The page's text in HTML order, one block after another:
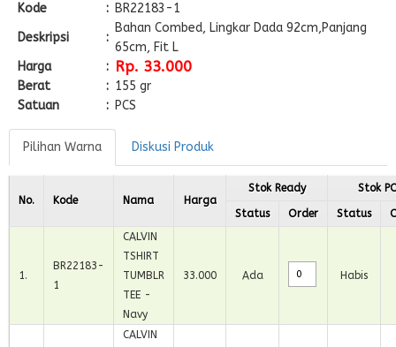
Kode : BR22183-1
Deskripsi
:
Bahan Combed, Lingkar Dada 92cm,Panjang
65cm, Fit L
Harga
: Rp. 33.000
Berat : 155 gr
Satuan
: PCS
Pilihan Warna Diskusi Produk
No. Kode Nama Harga
Stok Ready Stok
Status Order Status
1.
BR22183-
1
CALVIN
TSHIRT
TUMBLR
TEE -
Navy
33.000 Ada Habis
CALVIN